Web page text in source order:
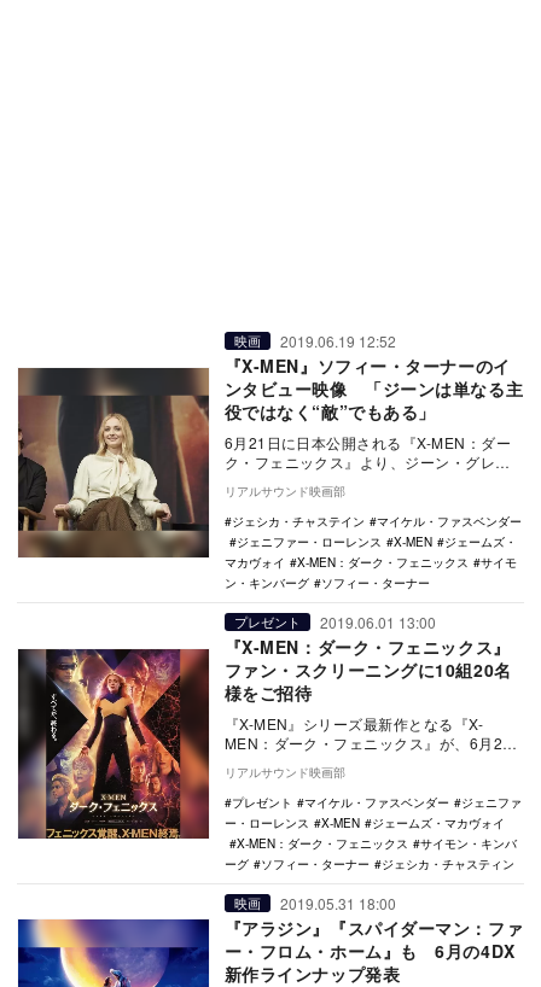
映画 2019.06.19 12:52
『X-MEN』ソフィー・ターナーのイ
ンタビュー映像 「ジーンは単なる主
役ではなく“敵”でもある」
6月21日に日本公開される『X-MEN：ダー
ク・フェニックス』より、ジーン・グレイ
を演じたソフィー・ターナーのインタビュ
ー映像が…
リアルサウンド映画部
ジェシカ・チャステイン
マイケル・ファスベンダー
ジェニファー・ローレンス
X-MEN
ジェームズ・
マカヴォイ
X-MEN：ダーク・フェニックス
サイモ
ン・キンバーグ
ソフィー・ターナー
プレゼント 2019.06.01 13:00
『X-MEN：ダーク・フェニックス』
ファン・スクリーニングに10組20名
様をご招待
『X-MEN』シリーズ最新作となる『X-
MEN：ダーク・フェニックス』が、6月21
日より公開される。 本作は、突然変異
に…
リアルサウンド映画部
プレゼント
マイケル・ファスベンダー
ジェニファ
ー・ローレンス
X-MEN
ジェームズ・マカヴォイ
X-MEN：ダーク・フェニックス
サイモン・キンバ
ーグ
ソフィー・ターナー ジェシカ・チャスティン
映画 2019.05.31 18:00
『アラジン』『スパイダーマン：ファ
ー・フロム・ホーム』も 6月の4DX
新作ラインナップ発表